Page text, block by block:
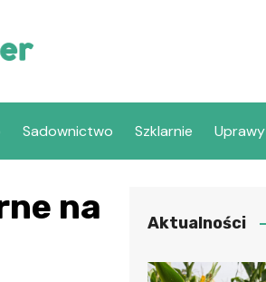
Sadownictwo Szklarnie Uprawy
na
Aktualności